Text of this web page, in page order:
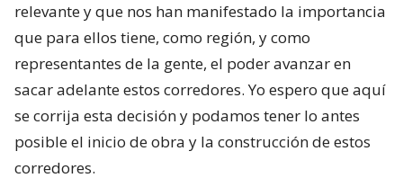
relevante y que nos han manifestado la importancia
que para ellos tiene, como región, y como
representantes de la gente, el poder avanzar en
sacar adelante estos corredores. Yo espero que aquí
se corrija esta decisión y podamos tener lo antes
posible el inicio de obra y la construcción de estos
corredores.